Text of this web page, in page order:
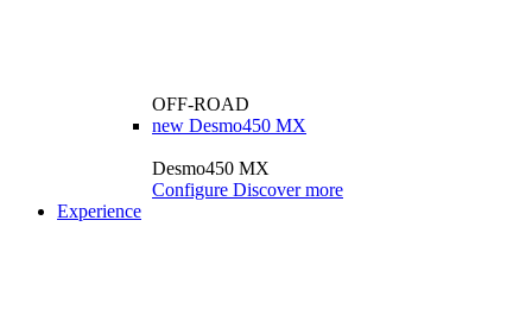
OFF-ROAD
new Desmo450 MX
Desmo450 MX
Configure Discover more
Experience